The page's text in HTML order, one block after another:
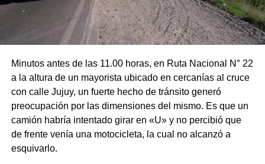
Minutos antes de las 11.00 horas, en Ruta Nacional N° 22
a la altura de un mayorista ubicado en cercanías al cruce
con calle Jujuy, un fuerte hecho de tránsito generó
preocupación por las dimensiones del mismo. Es que un
camión habría intentado girar en «U» y no percibió que
de frente venía una motocicleta, la cual no alcanzó a
esquivarlo.